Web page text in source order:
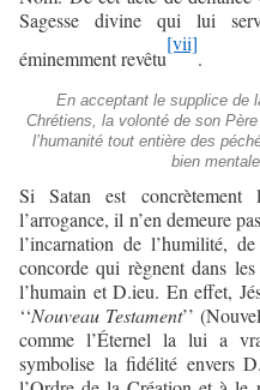
Sagesse divine qui lui
éminemment revêtu
[vii]
.
En acceptant le supplice de
Chrétiens, la volonté de son
l’humanité tout entière des
bien
Si Satan est
l’arrogance, il n’en demeure
l’incarnation de l’humilité,
concorde qui règnent dans
l’humain et D.ieu. En effet,
‘‘Nouveau Testament’’
comme l’Éternel la lui a
symbolise la fidélité envers